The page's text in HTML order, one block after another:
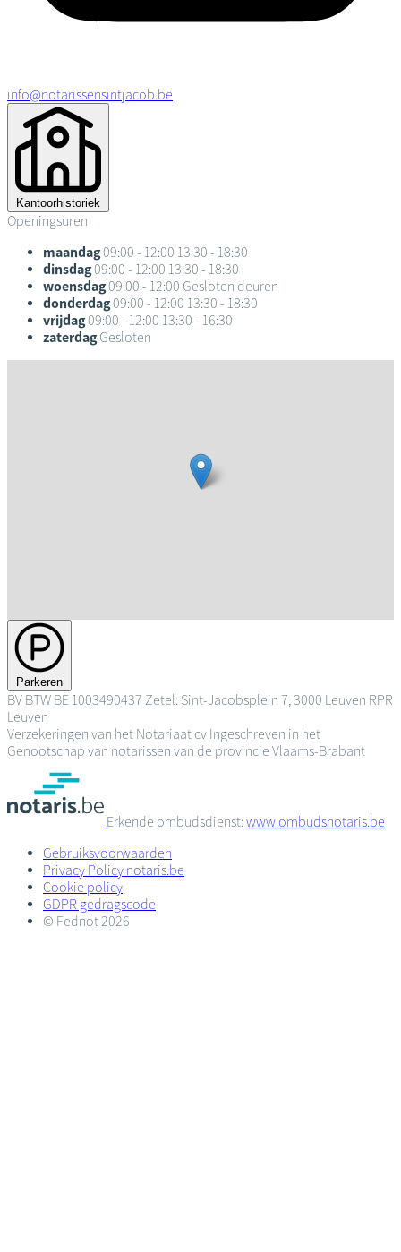
info@notarissensintjacob.be
Kantoorhistoriek
Openingsuren
maandag09:00 - 12:00 13:30 - 18:30
dinsdag09:00 - 12:00 13:30 - 18:30
woensdag09:00 - 12:00 Gesloten deuren
donderdag09:00 - 12:00 13:30 - 18:30
vrijdag09:00 - 12:00 13:30 - 16:30
zaterdag Gesloten
Parkeren
BV BTW BE 1003490437 Zetel: Sint-Jacobsplein 7, 3000 Leuven RPR
Leuven
Verzekeringen van het Notariaat cv Ingeschreven in het
Genootschap van notarissen van de provincie Vlaams-Brabant
Erkende ombudsdienst:www.ombudsnotaris.be
Gebruiksvoorwaarden
Privacy Policy notaris.be
Cookie policy
GDPR gedragscode
© Fednot 2026